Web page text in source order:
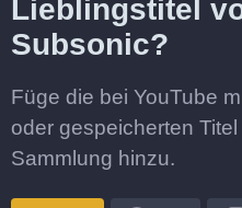
Lieblingstitel
Subsonic?
Füge die bei YouTube
oder gespeicherten
Sammlung hinzu.